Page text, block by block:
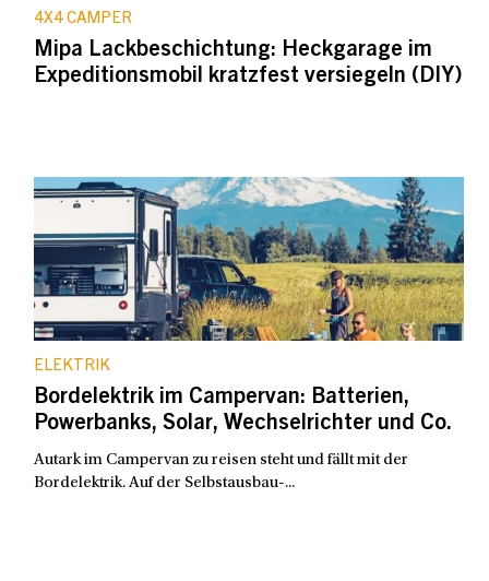
4X4 CAMPER
Mipa Lackbeschichtung: Heckgarage im
Expeditionsmobil kratzfest versiegeln (DIY)
ELEKTRIK
Bordelektrik im Campervan: Batterien,
Powerbanks, Solar, Wechselrichter und Co.
Autark im Campervan zu reisen steht und fällt mit der
Bordelektrik. Auf der Selbstausbau-...